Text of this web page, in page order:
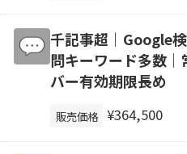
千記事超｜Google
問キーワード多数
バー有効期限長め
販売価格 ¥364,500